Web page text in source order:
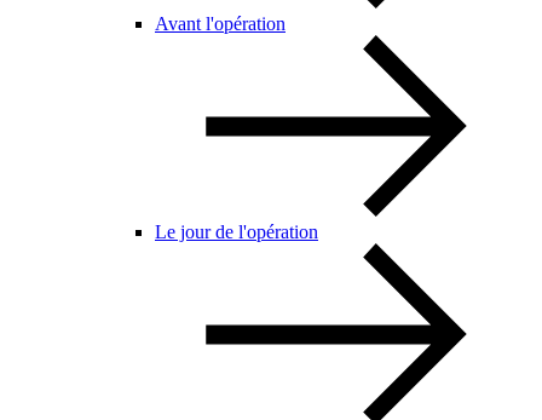
Avant l'opération
Le jour de l'opération